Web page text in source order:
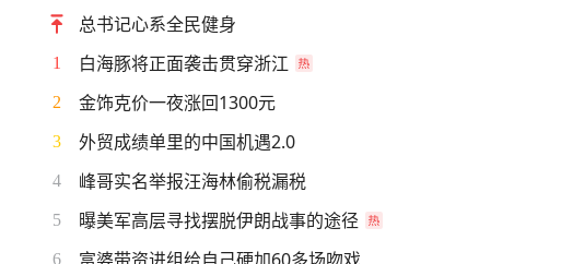
总书记心系全民健身
1 白海豚将正面袭击贯穿浙江
2 金饰克价一夜涨回1300元
3 外贸成绩单里的中国机遇2.0
4 峰哥实名举报汪海林偷税漏税
5 曝美军高层寻找摆脱伊朗战事的途径
6